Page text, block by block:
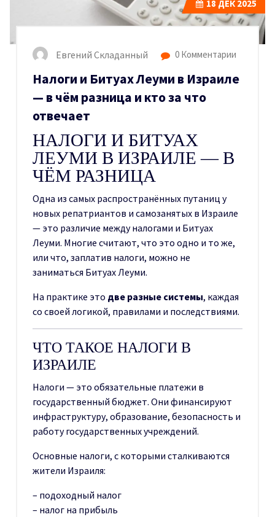
18 ДЕК 2025
Евгений Складанный 0 Комментарии
Налоги и Битуах Леуми в Израиле
— в чём разница и кто за что
отвечает
НАЛОГИ И БИТУАХ
ЛЕУМИ В ИЗРАИЛЕ — В
ЧЁМ РАЗНИЦА
Одна из самых распространённых путаниц у
новых репатриантов и самозанятых в Израиле
— это различие между налогами и Битуах
Леуми. Многие считают, что это одно и то же,
или что, заплатив налоги, можно не
заниматься Битуах Леуми.
На практике это две разные системы, каждая
со своей логикой, правилами и последствиями.
ЧТО ТАКОЕ НАЛОГИ В
ИЗРАИЛЕ
Налоги — это обязательные платежи в
государственный бюджет. Они финансируют
инфраструктуру, образование, безопасность и
работу государственных учреждений.
Основные налоги, с которыми сталкиваются
жители Израиля:
– подоходный налог
– налог на прибыль